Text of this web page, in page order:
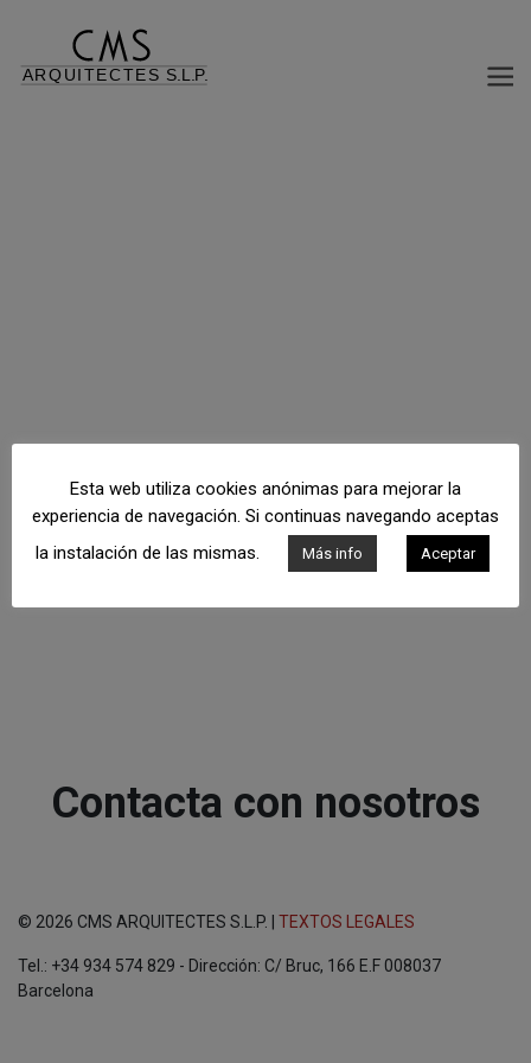
Contacta con nosotros
© 2026 CMS ARQUITECTES S.L.P. | TEXTOS LEGALES
Tel.: +34 934 574 829 - Dirección: C/ Bruc, 166 E.F 008037
Barcelona
Esta web utiliza cookies anónimas para mejorar la
experiencia de navegación. Si continuas navegando aceptas
la instalación de las mismas.
Más info Aceptar